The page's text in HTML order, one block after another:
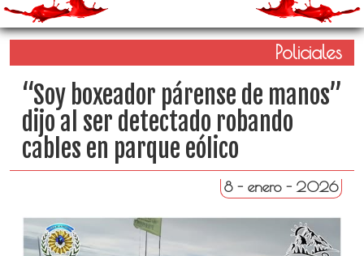
Policiales
“Soy boxeador párense de manos”
dijo al ser detectado robando
cables en parque eólico
8 - enero - 2026